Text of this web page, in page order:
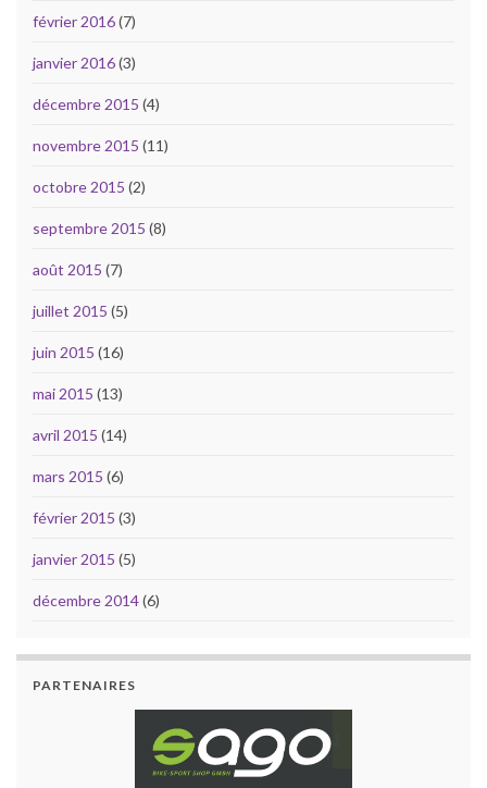
février 2016(7)
janvier 2016(3)
décembre 2015 (4)
novembre 2015 (11)
octobre 2015 (2)
septembre 2015 (8)
août 2015 (7)
juillet 2015 (5)
juin 2015 (16)
mai 2015 (13)
avril 2015 (14)
mars 2015 (6)
février 2015 (3)
janvier 2015 (5)
décembre 2014(6)
PARTENAIRES